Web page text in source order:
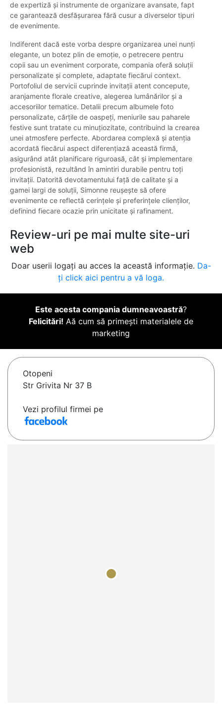
de expertiză și instrumente de organizare avansate, fapt
ce garantează desfășurarea fără cusur a diverselor tipuri
de evenimente.
Indiferent dacă este vorba despre organizarea unei nunți
elegante, un botez plin de emoție, o petrecere pentru
copii sau un eveniment corporate, compania oferă soluții
personalizate și complete, adaptate fiecărui context.
Portofoliul de servicii cuprinde invitații atent concepute,
aranjamente florale creative, alegerea lumânărilor și a
accesoriilor tematice. Detalii precum albumele foto
personalizate, cărțile de oaspeți, meniurile sau paharele
festive sunt tratate cu minuțiozitate, contribuind la crearea
unei atmosfere perfecte. Abordarea complexă și atenția
acordată fiecărui aspect diferențiază această firmă,
asigurând atât planificare riguroasă, cât și implementare
profesionistă, rezultând în amintiri durabile pentru toți
invitații. Datorită devotamentului față de calitate și a
gamei largi de soluții, Simonne reușește să ofere
evenimente ce reflectă cerințele și preferințele clienților,
definind fiecare ocazie prin unicitate și rafinament.
Review-uri pe mai multe site-uri
web
Doar userii logați au acces la această informație. Da-
ți click aici pentru a vă loga.
Este acesta compania dumneavoastră?
Felicitări! Aă cum să primești materialele de
marketing
Otopeni
Str Grivita Nr 37 B
Vezi profilul firmei pe